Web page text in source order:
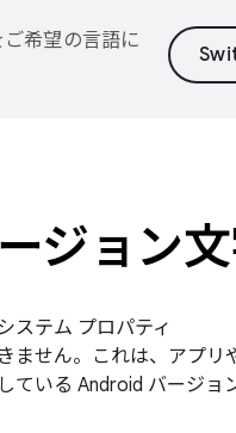
希望の言語に
ジョン
ステム プロパティ
ません。これは、アプリ
ている Android バージョ